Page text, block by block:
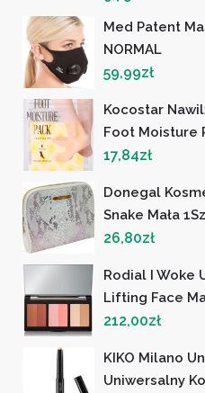
Med Patent
NORMAL
59,99zł
Kocostar
Foot Moisture
17,84zł
Donegal
Snake Mała
26,80zł
Rodial I Woke
Lifting Face
212,00zł
KIKO Milano
Uniwersalny